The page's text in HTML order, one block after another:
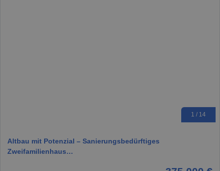
1 / 14
Altbau mit Potenzial – Sanierungsbedürftiges
Zweifamilienhaus…